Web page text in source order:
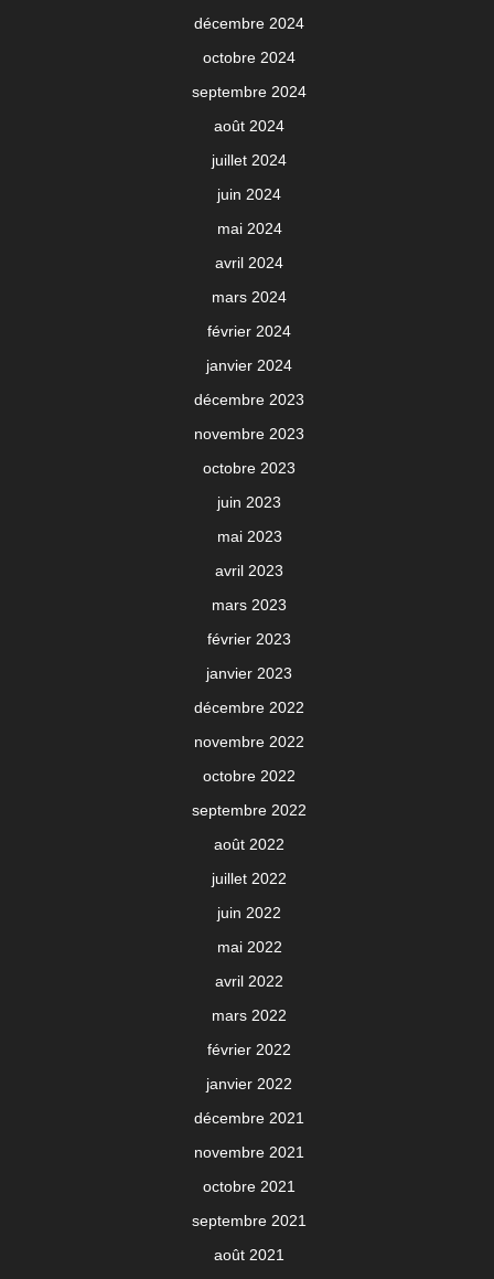
décembre 2024
octobre 2024
septembre 2024
août 2024
juillet 2024
juin 2024
mai 2024
avril 2024
mars 2024
février 2024
janvier 2024
décembre 2023
novembre 2023
octobre 2023
juin 2023
mai 2023
avril 2023
mars 2023
février 2023
janvier 2023
décembre 2022
novembre 2022
octobre 2022
septembre 2022
août 2022
juillet 2022
juin 2022
mai 2022
avril 2022
mars 2022
février 2022
janvier 2022
décembre 2021
novembre 2021
octobre 2021
septembre 2021
août 2021